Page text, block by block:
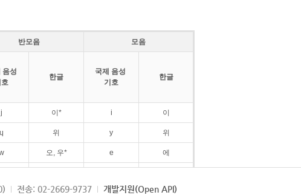
반모음 모음
음성
한글
국제 음성
기호
한글
j 이* i 이
ɥ 위 y 위
오, 우* e 에
ɛ 에
전송: 02-2669-9737 개발지원(Open API)